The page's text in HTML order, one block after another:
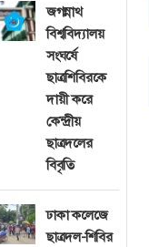
জগন্নাথ
বিশ্ববিদ্যালয়
সংঘর্ষে
ছাত্রশিবিরকে
দায়ী করে
কেন্দ্রীয়
ছাত্রদলের
বিবৃতি
ঢাকা কলেজে
ছাত্রদল-শিবির